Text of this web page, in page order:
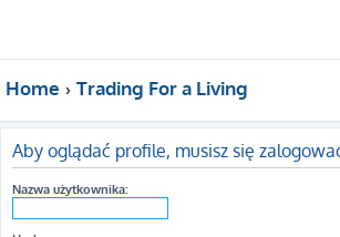
Home Trading For a Living
Aby oglądać profile, musisz się
Nazwa użytkownika: